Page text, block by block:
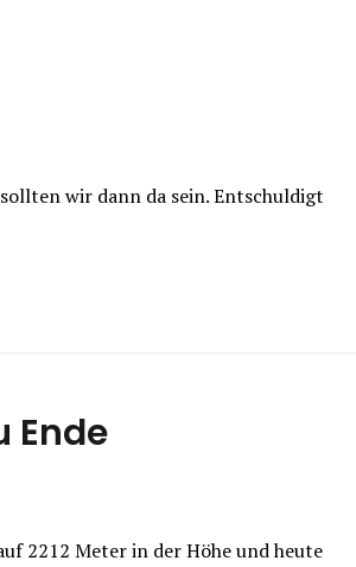
wir dann da sein. Entschuldigt
Ende
2212 Meter in der Höhe und heute